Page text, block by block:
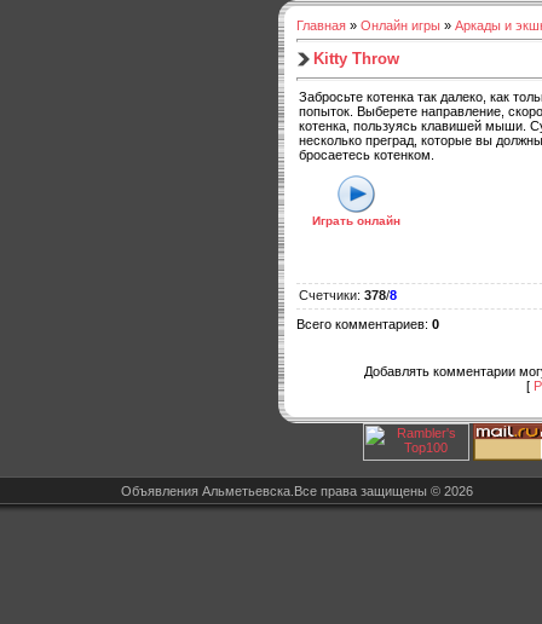
Главная » Онлайн игры » Аркады и
Kitty Throw
Забросьте котенка так далеко, как
попыток. Выберете направление,
котенка, пользуясь клавишей мыши.
несколько преград, которые вы
бросаетесь котенком.
Играть онлайн
Счетчики: 378/8
Всего комментариев: 0
Добавлять комментарии
[
Объявления Альметьевска.Все права защищены © 2026